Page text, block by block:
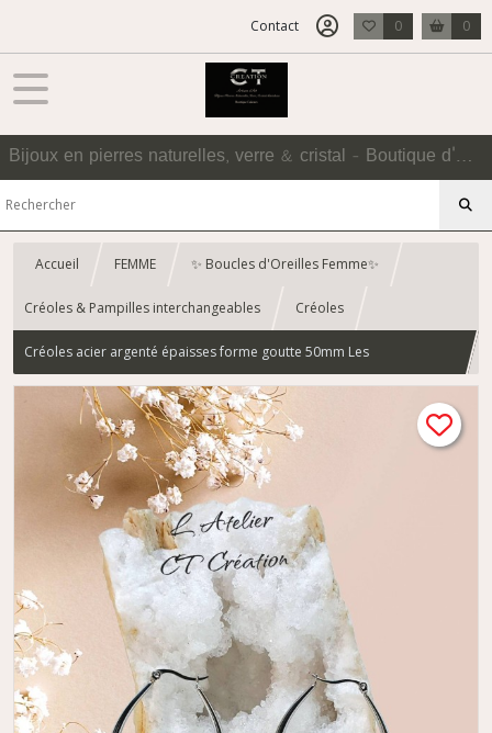
Contact 0 0
Bijoux en pierres naturelles, verre & cristal - Boutique d'Accessoires
Accueil FEMME ✨ Boucles d'Oreilles Femme✨
Créoles & Pampilles interchangeables Créoles
Créoles acier argenté épaisses forme goutte 50mm Les
Interchangeables